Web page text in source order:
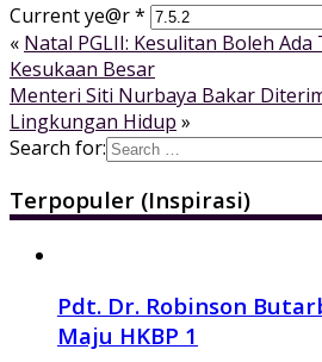
Current ye@r*
« Natal PGLII: Kesulitan Boleh
Kesukaan Besar
Menteri Siti Nurbaya Bakar
Lingkungan Hidup »
Search for:
Terpopuler (Inspirasi)
Pdt. Dr. Robinson
Maju HKBP 1